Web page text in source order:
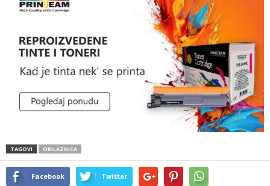
TAGOVI OBILAZNICA
Facebook Twitter